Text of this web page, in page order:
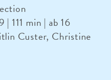
111 min | ab 16
Custer, Christine